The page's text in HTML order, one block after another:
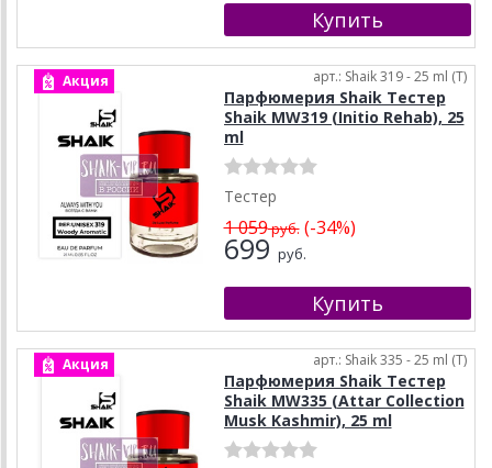
Акция арт.: Shaik 319 - 25 ml (T)
Парфюмерия Shaik Тестер
Shaik MW319 (Initio Rehab), 25
ml
Тестер
1 059руб.(-34%)
699 руб.
Акция арт.: Shaik 335 - 25 ml (T)
Парфюмерия Shaik Тестер
Shaik MW335 (Attar Collection
Musk Kashmir), 25 ml